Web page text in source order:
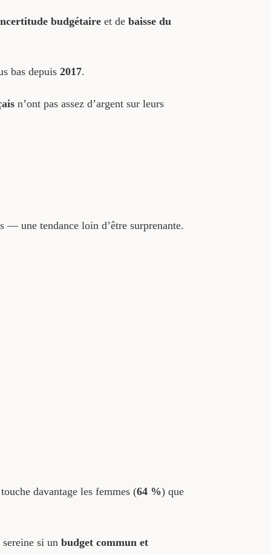
budgétaireet de baisse du
bas depuis 2017.
n’ont pas assez d’argent sur leurs
— une tendance loin d’être surprenante.
davantage les femmes (64 %) que
si un budget commun et